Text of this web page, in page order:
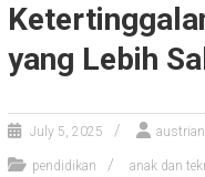
yang Lebih
July 5, 2025
pendidikan anak dan